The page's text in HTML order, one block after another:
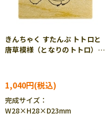
きんちゃく すたんぷ トトロと
唐草模様（となりのトトロ）
1,040円
完成サイズ：
W28×H28×D23mm